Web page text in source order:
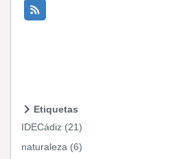
Etiquetas
IDECádiz (21)
naturaleza (6)